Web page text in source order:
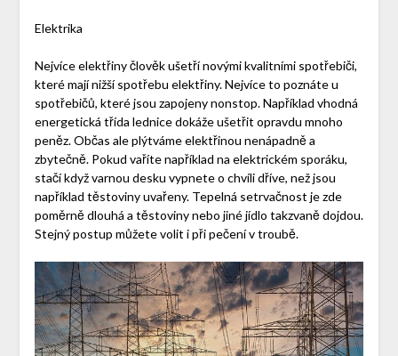
Elektrika
Nejvíce elektřiny člověk ušetří novými kvalitními spotřebiči,
které mají nižší spotřebu elektřiny. Nejvíce to poznáte u
spotřebičů, které jsou zapojeny nonstop. Například vhodná
energetická třída lednice dokáže ušetřit opravdu mnoho
peněz. Občas ale plýtváme elektřinou nenápadně a
zbytečně. Pokud vaříte například na elektrickém sporáku,
stačí když varnou desku vypnete o chvíli dříve, než jsou
například těstoviny uvařeny. Tepelná setrvačnost je zde
poměrně dlouhá a těstoviny nebo jiné jídlo takzvaně dojdou.
Stejný postup můžete volit i při pečení v troubě.